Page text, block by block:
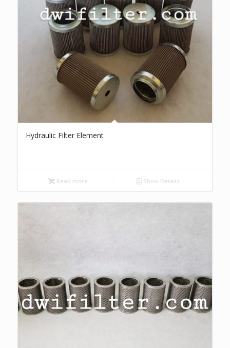
Hydraulic Filter Element
Read more Show Details